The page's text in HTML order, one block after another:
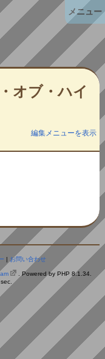
オブ・ハイ
編集メニューを表示
| お問い合わせ
. Powered by PHP 8.1.34.
メニュー